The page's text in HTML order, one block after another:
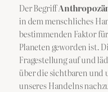
Der Begriff
in dem menschliches
bestimmenden Faktor
Planeten geworden ist.
Fragestellung auf und
über die sichtbaren und
unseres Handelns